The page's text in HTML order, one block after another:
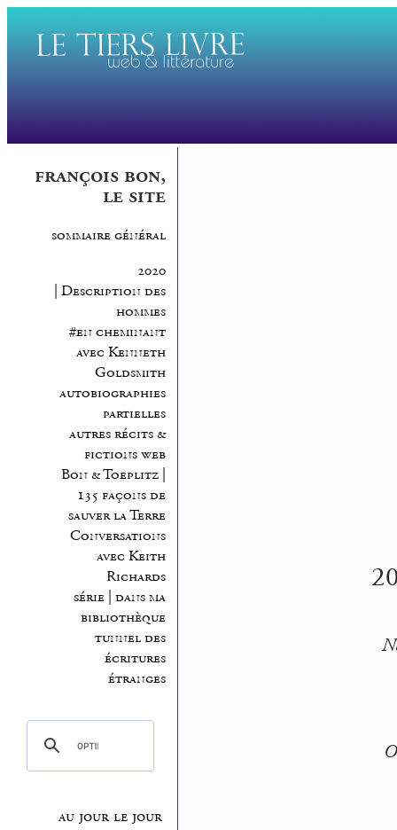
françois bon,
le site
sommaire général
2020
| Description des
hommes
#en cheminant
avec Kenneth
Goldsmith
autobiographies
partielles
autres récits &
fictions web
Bon & Toeplitz |
135 façons de
sauver la Terre
Conversations
avec Keith
Richards
série | dans ma
bibliothèque
tunnel des
écritures
étranges
au jour le jour